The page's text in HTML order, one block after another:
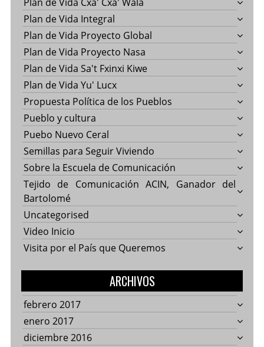
Plan de Vida Integral
Plan de Vida Proyecto Global
Plan de Vida Proyecto Nasa
Plan de Vida Sa't Fxinxi Kiwe
Plan de Vida Yu' Lucx
Propuesta Política de los Pueblos
Pueblo y cultura
Puebo Nuevo Ceral
Semillas para Seguir Viviendo
Sobre la Escuela de Comunicación
Tejido de Comunicación ACIN, Ganador del
Bartolomé
Uncategorised
Video Inicio
Visita por el País que Queremos
ARCHIVOS
febrero 2017
enero 2017
diciembre 2016